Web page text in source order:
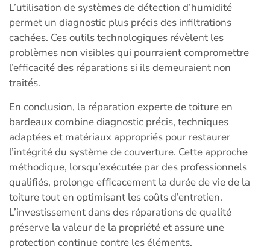
L’utilisation de systèmes de détection d’humidité
permet un diagnostic plus précis des infiltrations
cachées. Ces outils technologiques révèlent les
problèmes non visibles qui pourraient compromettre
l’efficacité des réparations si ils demeuraient non
traités.
En conclusion, la réparation experte de toiture en
bardeaux combine diagnostic précis, techniques
adaptées et matériaux appropriés pour restaurer
l’intégrité du système de couverture. Cette approche
méthodique, lorsqu’exécutée par des professionnels
qualifiés, prolonge efficacement la durée de vie de la
toiture tout en optimisant les coûts d’entretien.
L’investissement dans des réparations de qualité
préserve la valeur de la propriété et assure une
protection continue contre les éléments.